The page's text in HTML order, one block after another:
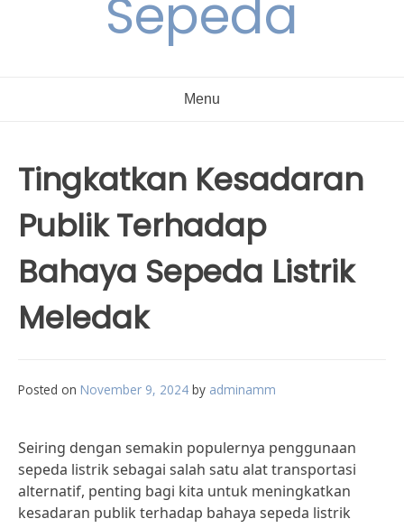
Sepeda
Menu
Tingkatkan Kesadaran
Publik Terhadap
Bahaya Sepeda Listrik
Meledak
Posted on November 9, 2024 by adminamm
Seiring dengan semakin populernya penggunaan
sepeda listrik sebagai salah satu alat transportasi
alternatif, penting bagi kita untuk meningkatkan
kesadaran publik terhadap bahaya sepeda listrik